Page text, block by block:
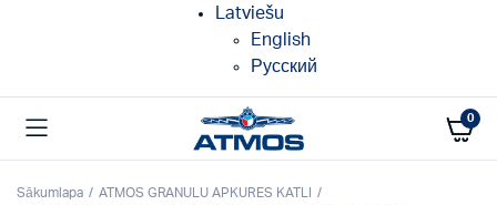
Latviešu
English
Русский
0
Sākumlapa
ATMOS GRANULU APKURES KATLI